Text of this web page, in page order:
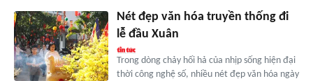
Nét đẹp văn hóa truyền thống đi
lễ đầu Xuân
Trong dòng chảy hối hả của nhịp sống hiện đại
thời công nghệ số, nhiều nét đẹp văn hóa ngày